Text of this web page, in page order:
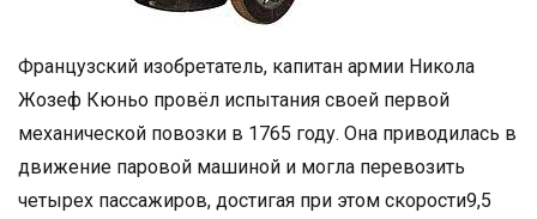
Французский изобретатель, капитан армии Никола
Жозеф Кюньо провёл испытания своей первой
механической повозки в 1765 году. Она приводилась в
движение паровой машиной и могла перевозить
четырех пассажиров, достигая при этом скорости9,5